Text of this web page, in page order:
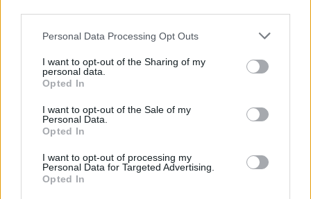
Personal Data Processing Opt Outs
I want to opt-out of the Sharing of my
personal data.
Opted In
I want to opt-out of the Sale of my
Personal Data.
Opted In
I want to opt-out of processing my
Personal Data for Targeted Advertising.
Opted In
E-mail
Stampa
Vuoi ricevere gli aggiornamenti delle news di TecnoGazzetta?
Inserisci nome ed indirizzo E-Mail: